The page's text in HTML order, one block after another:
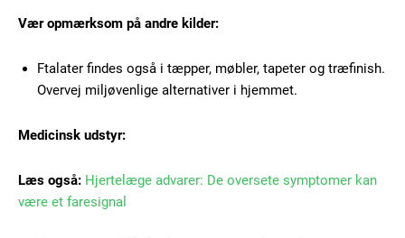
Member full access
100DKK / year
Praesent euismod ac
Ut mollis pellentesque tortor
Vær opmærksom på andre kilder:
Ftalater findes også i tæpper, møbler, tapeter og træfinish.
Overvej miljøvenlige alternativer i hjemmet.
Medicinsk udstyr:
Læs også: Hjertelæge advarer: De oversete symptomer kan
være et faresignal